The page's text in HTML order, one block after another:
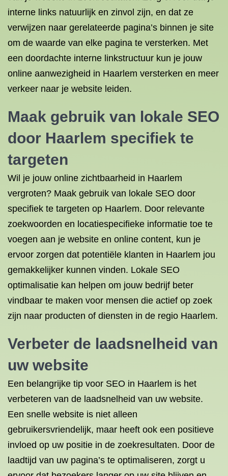
interne links natuurlijk en zinvol zijn, en dat ze
verwijzen naar gerelateerde pagina’s binnen je site
om de waarde van elke pagina te versterken. Met
een doordachte interne linkstructuur kun je jouw
online aanwezigheid in Haarlem versterken en meer
verkeer naar je website leiden.
Maak gebruik van lokale SEO
door Haarlem specifiek te
targeten
Wil je jouw online zichtbaarheid in Haarlem
vergroten? Maak gebruik van lokale SEO door
specifiek te targeten op Haarlem. Door relevante
zoekwoorden en locatiespecifieke informatie toe te
voegen aan je website en online content, kun je
ervoor zorgen dat potentiële klanten in Haarlem jou
gemakkelijker kunnen vinden. Lokale SEO
optimalisatie kan helpen om jouw bedrijf beter
vindbaar te maken voor mensen die actief op zoek
zijn naar producten of diensten in de regio Haarlem.
Verbeter de laadsnelheid van
uw website
Een belangrijke tip voor SEO in Haarlem is het
verbeteren van de laadsnelheid van uw website.
Een snelle website is niet alleen
gebruikersvriendelijk, maar heeft ook een positieve
invloed op uw positie in de zoekresultaten. Door de
laadtijd van uw pagina’s te optimaliseren, zorgt u